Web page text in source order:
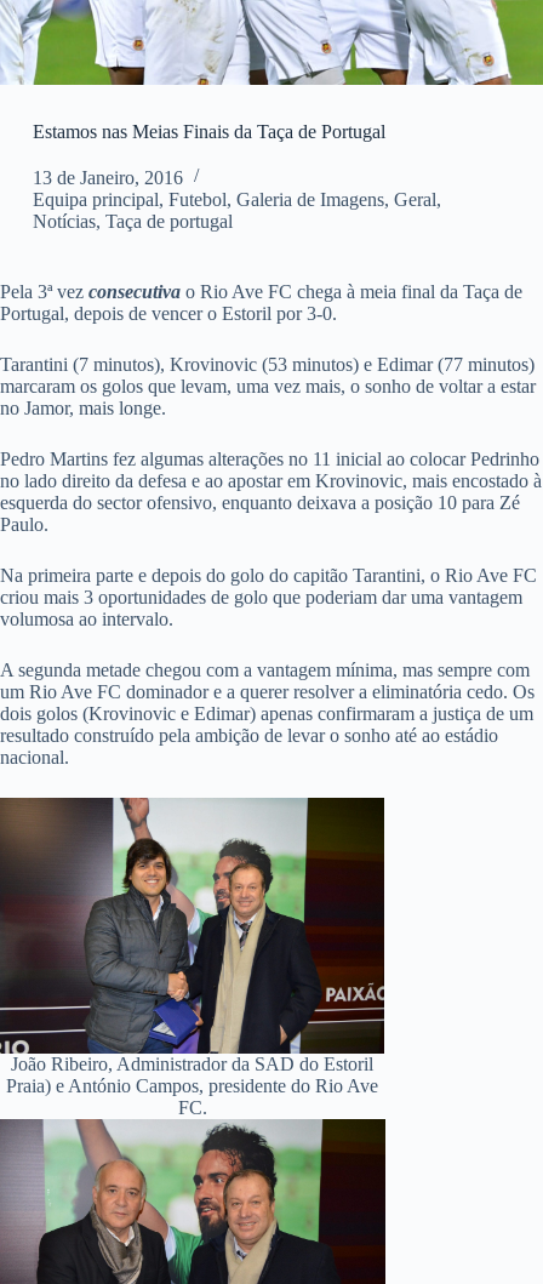
Estamos nas Meias Finais da Taça de Portugal
13 de Janeiro, 2016
Equipa principal, Futebol, Galeria de Imagens, Geral,
Notícias, Taça de portugal
Pela 3ª vez consecutiva o Rio Ave FC chega à meia final da Taça de
Portugal, depois de vencer o Estoril por 3-0.
Tarantini (7 minutos), Krovinovic (53 minutos) e Edimar (77 minutos)
marcaram os golos que levam, uma vez mais, o sonho de voltar a estar
no Jamor, mais longe.
Pedro Martins fez algumas alterações no 11 inicial ao colocar Pedrinho
no lado direito da defesa e ao apostar em Krovinovic, mais encostado à
esquerda do sector ofensivo, enquanto deixava a posição 10 para Zé
Paulo.
Na primeira parte e depois do golo do capitão Tarantini, o Rio Ave FC
criou mais 3 oportunidades de golo que poderiam dar uma vantagem
volumosa ao intervalo.
A segunda metade chegou com a vantagem mínima, mas sempre com
um Rio Ave FC dominador e a querer resolver a eliminatória cedo. Os
dois golos (Krovinovic e Edimar) apenas confirmaram a justiça de um
resultado construído pela ambição de levar o sonho até ao estádio
nacional.
João Ribeiro, Administrador da SAD do Estoril
Praia) e António Campos, presidente do Rio Ave
FC.